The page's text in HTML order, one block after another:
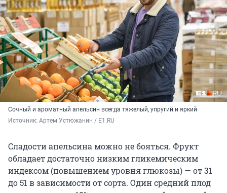
Сочный и ароматный апельсин всегда тяжелый, упругий и яркий
Источник: Артем Устюжанин / E1.RU
Сладости апельсина можно не бояться. Фрукт
обладает достаточно низким гликемическим
индексом (повышением уровня глюкозы) — от 31
до 51 в зависимости от сорта. Один средний плод